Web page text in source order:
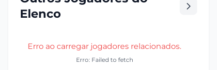
Elenco
Erro ao carregar jogadores relacionados.
Erro: Failed to fetch